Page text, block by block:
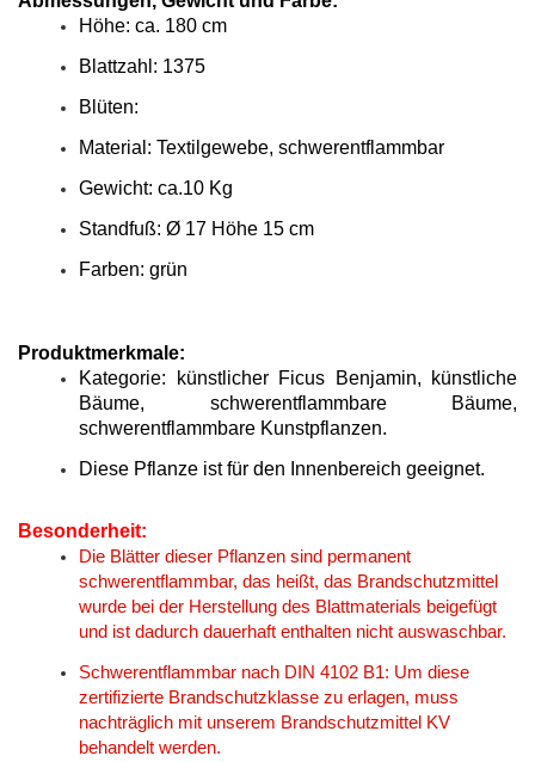
Höhe: ca. 180 cm
Blattzahl: 1375
Blüten:
Material: Textilgewebe, schwerentflammbar
Gewicht: ca.10 Kg
Standfuß: Ø 17 Höhe 15 cm
Farben: grün
Produktmerkmale:
Kategorie: künstlicher Ficus Benjamin, künstliche
Bäume, schwerentflammbare Bäume,
schwerentflammbare Kunstpflanzen.
Diese Pflanze ist für den Innenbereich geeignet.
Besonderheit:
Die Blätter dieser Pflanzen sind permanent
schwerentflammbar, das heißt, das Brandschutzmittel
wurde bei der Herstellung des Blattmaterials beigefügt
und ist dadurch dauerhaft enthalten nicht auswaschbar.
Schwerentflammbar nach DIN 4102 B1: Um diese
zertifizierte Brandschutzklasse zu erlagen, muss
nachträglich mit unserem Brandschutzmittel KV
behandelt werden.